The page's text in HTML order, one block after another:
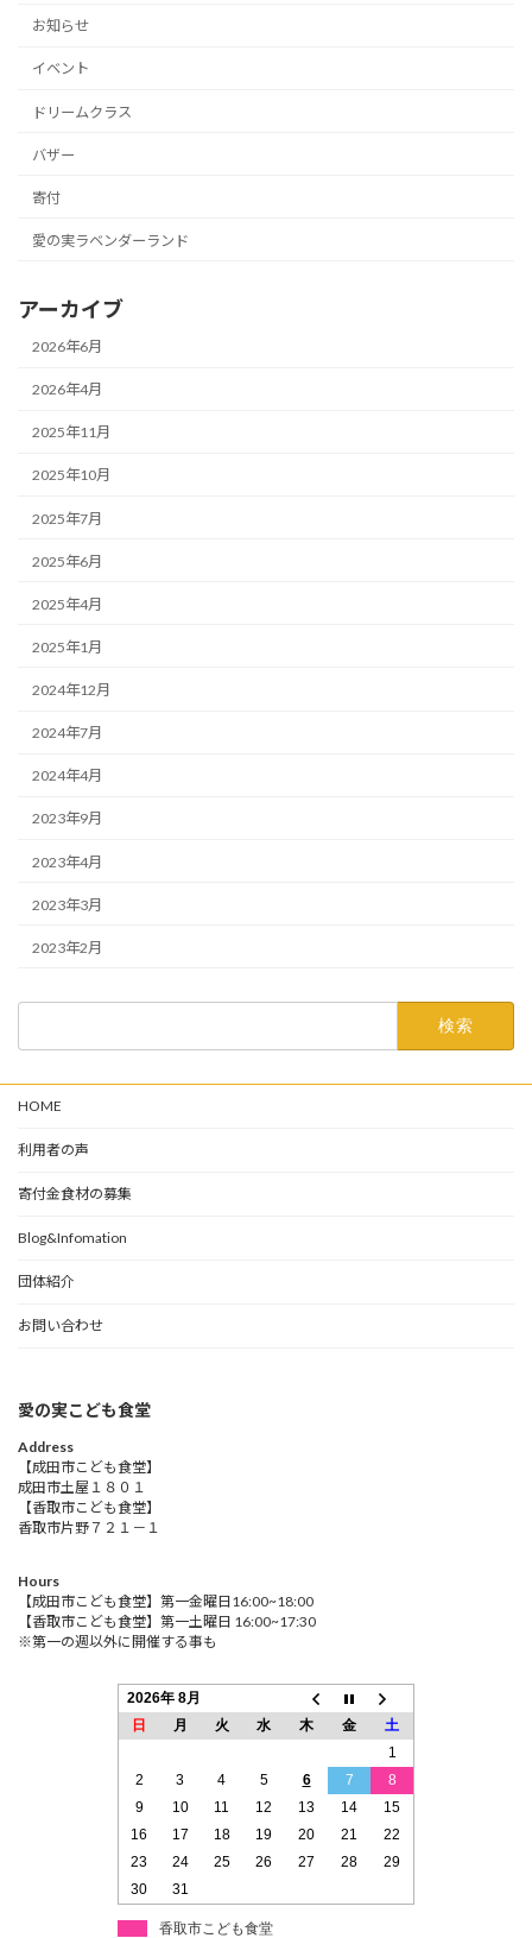
お知らせ
イベント
ドリームクラス
バザー
寄付
愛の実ラベンダーランド
アーカイブ
2026年6月
2026年4月
2025年11月
2025年10月
2025年7月
2025年6月
2025年4月
2025年1月
2024年12月
2024年7月
2024年4月
2023年9月
2023年4月
2023年3月
2023年2月
HOME
利用者の声
寄付金食材の募集
Blog&Infomation
団体紹介
お問い合わせ
愛の実こども食堂
Address
【成田市こども食堂】
成田市土屋１８０１
【香取市こども食堂】
香取市片野７２１－１
Hours
【成田市こども食堂】第一金曜日16:00~18:00
【香取市こども食堂】第一土曜日 16:00~17:30
※第一の週以外に開催する事も
2026年 8月
日
月 火 水 木 金
土
1
2
3 4 5 6 7
8
9
10 11 12 13 14
15
16
17 18 19 20 21
22
23
24 25 26 27 28
29
30
31
香取市こども食堂